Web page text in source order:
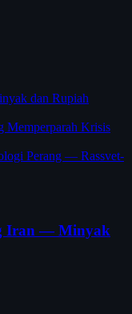
dan Rupiah
Memperparah Krisis
Perang — Rassvet-
Iran — Minyak